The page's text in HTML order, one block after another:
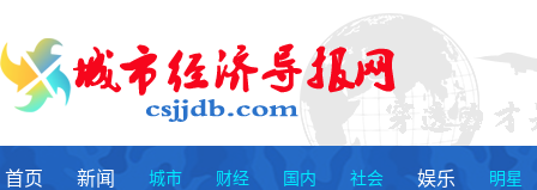
首页 新闻 城市 财经 国内 社会 娱乐 明星